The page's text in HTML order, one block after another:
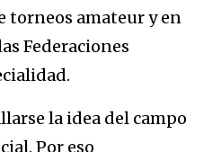
torneos amateur y en
Federaciones
la idea del campo
Por eso